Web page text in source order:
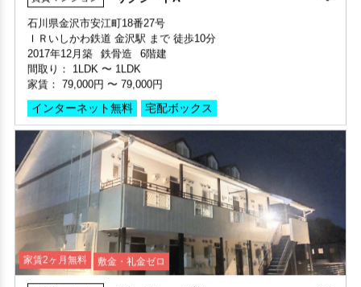
敷金・礼金ゼロ 360°案内
部屋号数 406号室
家賃 41,000円・共益費 5,000円
階数 4階
間取り 1R(ワンルーム)・専有面積 27.14㎡
敷金 - ・礼金 -
保証人不要・代行 インターネット無料 リノベーション 外国籍相談可
部屋号数 205号室
家賃 73,000円・共益費 8,900円
階数 2階
間取り 1LDK・専有面積 40.05㎡
敷金 2.5ヶ月 ・礼金 2ヶ月
保証人不要・代行 インターネット無料
石川県金沢市安江町18番27号
ＩＲいしかわ鉄道 金沢駅 まで 徒歩10分
2017年12月築
鉄骨造
6階建
間取り： 1LDK 〜 1LDK
家賃： 79,000円 〜 79,000円
インターネット無料 宅配ボックス
家賃2ヶ月無料 敷金・礼金ゼロ
賃貸アパート ランドキューブⅤ